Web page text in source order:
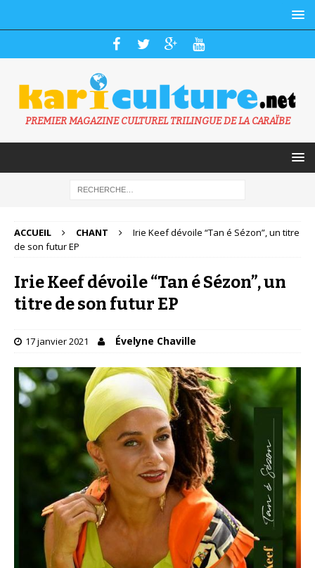
PREMIER MAGAZINE CULTUREL TRILINGUE DE LA CARAÏBE
ACCUEIL CHANT
Irie Keef dévoile “Tan é Sézon”, un titre
de son futur EP
Irie Keef dévoile “Tan é Sézon”, un
titre de son futur EP
17 janvier 2021 Évelyne Chaville